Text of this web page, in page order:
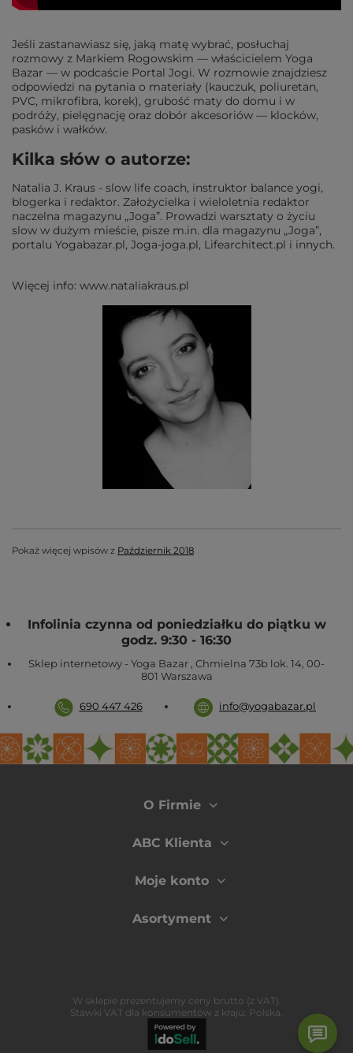
Jeśli zastanawiasz się, jaką matę wybrać, posłuchaj
rozmowy z Markiem Rogowskim — właścicielem Yoga
Bazar — w podcaście Portal Jogi. W rozmowie znajdziesz
odpowiedzi na pytania o materiały (kauczuk, poliuretan,
PVC, mikrofibra, korek), grubość maty do domu i w
podróży, pielęgnację oraz dobór akcesoriów — klocków,
pasków i wałków.
Kilka słów o autorze:
Natalia J. Kraus - slow life coach, instruktor balance yogi,
blogerka i redaktor. Założycielka i wieloletnia redaktor
naczelna magazynu „Joga”. Prowadzi warsztaty o życiu
slow w dużym mieście, pisze m.in. dla magazynu „Joga”,
portalu Yogabazar.pl, Joga-joga.pl, Lifearchitect.pl i innych.
Więcej info: www.nataliakraus.pl
Pokaż więcej wpisów z Październik 2018
Infolinia czynna od poniedziałku do piątku w
godz. 9:30 - 16:30
Sklep internetowy - Yoga Bazar , Chmielna 73b lok. 14, 00-
801 Warszawa
690 447 426 info@yogabazar.pl
O Firmie
ABC Klienta
Moje konto
Asortyment
W sklepie prezentujemy ceny brutto (z VAT).
Stawki VAT dla konsumentów z kraju: Polska